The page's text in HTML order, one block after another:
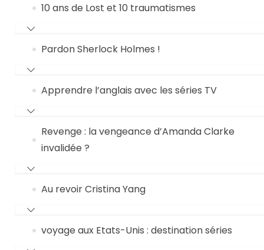
10 ans de Lost et 10 traumatismes
Pardon Sherlock Holmes !
Apprendre l’anglais avec les séries TV
Revenge : la vengeance d’Amanda Clarke
invalidée ?
Au revoir Cristina Yang
voyage aux Etats-Unis : destination séries